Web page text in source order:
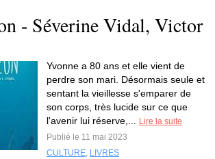
- Séverine Vidal, Victor
Yvonne a 80 ans et elle vient de
perdre son mari. Désormais seule et
sentant la vieillesse s'emparer de
son corps, très lucide sur ce que
l'avenir lui réserve,...
Lire la suite
Publié le 11 mai 2023
CULTURE, LIVRES